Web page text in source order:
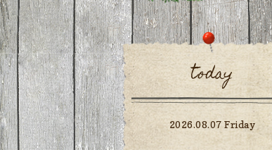
today
2026.08.07 Friday